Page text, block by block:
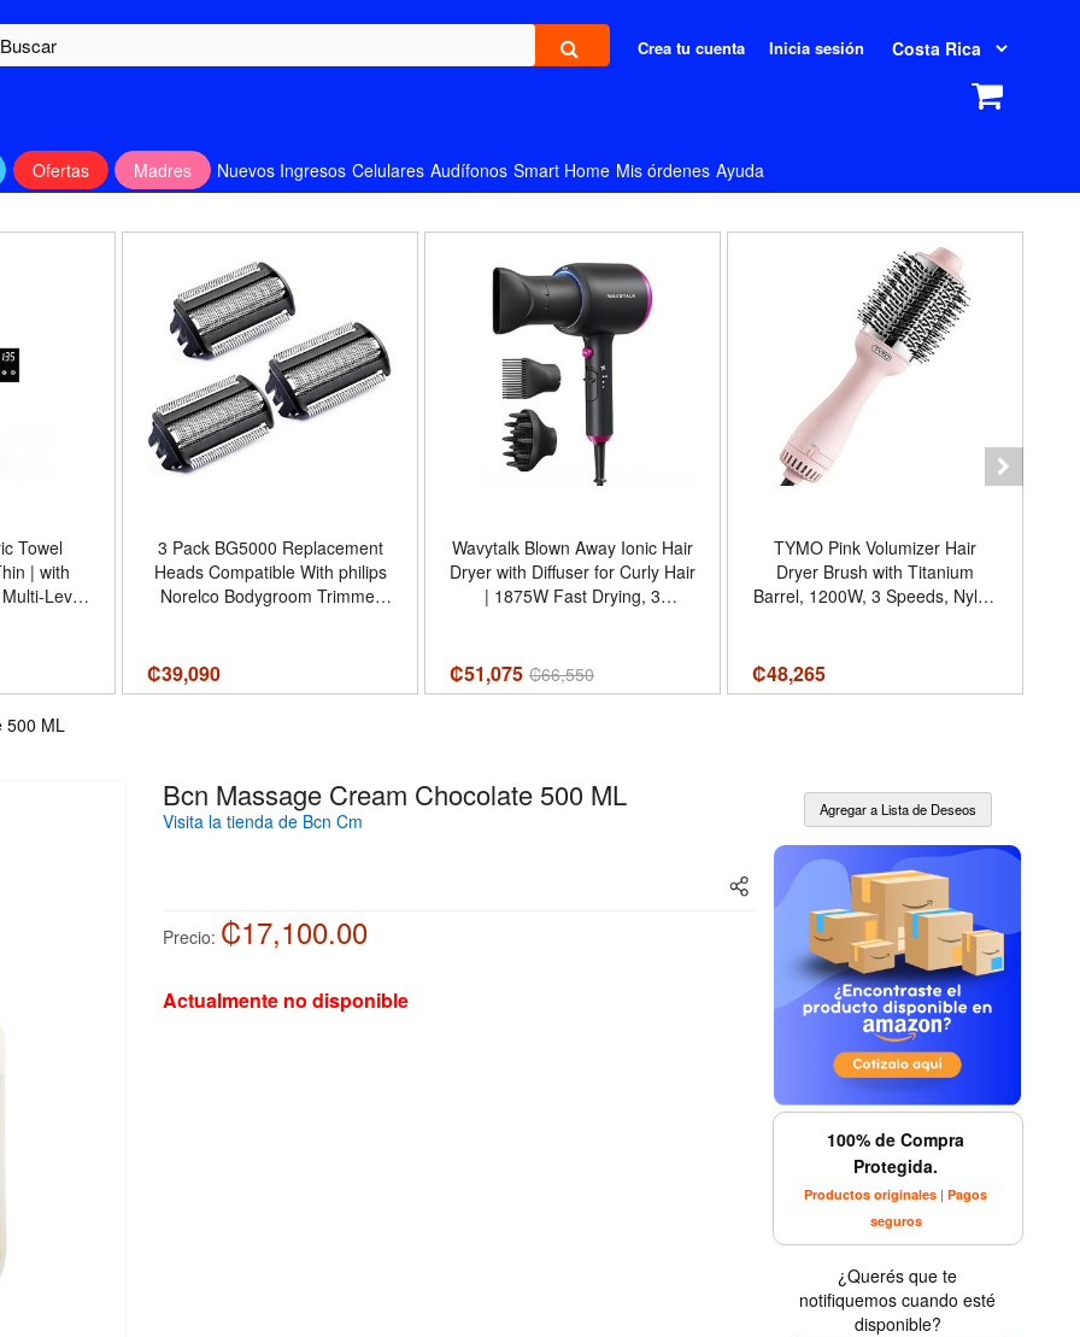
Crea tu cuenta Inicia sesión
Ofertas Madres Nuevos Ingresos Celulares Audífonos Smart Home Mis órdenes Ayuda
Towel
| with
Brushed
3 Pack BG5000 Replacement
Heads Compatible With philips
Norelco Bodygroom Trimmer
Heads - Diseño 3-pc pack
₡39,090
Wavytalk Blown Away Ionic Hair
Dryer with Diffuser for Curly Hair
| 1875W Fast Drying, 3
Lightweight Quiet (Black) -
Color Black
₡51,075 ₡66,550
TYMO Pink Volumizer Hair
Dryer Brush with Titanium
Barrel, 1200W, 3 Speeds, Nylon
Brush for Women, Designed for
120V USA Outlets - Color Pink
₡48,265
500 ML
Bcn Massage Cream Chocolate 500 ML
Visita la tienda de Bcn Cm
Precio: ₡17,100.00
Actualmente no disponible
100% de Compra
Protegida.
Productos originales | Pagos
seguros
¿Querés que te
notifiquemos cuando esté
disponible?